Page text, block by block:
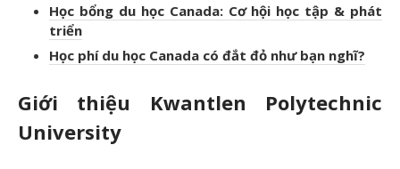
Học bổng du học Canada: Cơ hội học tập & phát
triển
Học phí du học Canada có đắt đỏ như bạn nghĩ?
Giới thiệu Kwantlen Polytechnic
University